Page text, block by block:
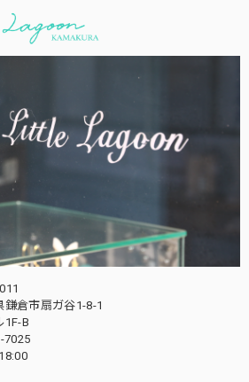
鎌倉市扇ガ谷1-8-1
1F-B
7025